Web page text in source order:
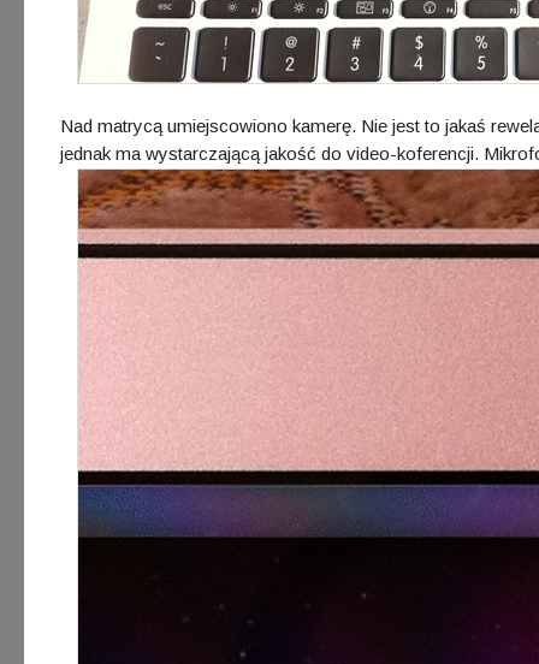
Nad matrycą umiejscowiono kamerę. Nie jest to jakaś
jednak ma wystarczającą jakość do video-koferencji.